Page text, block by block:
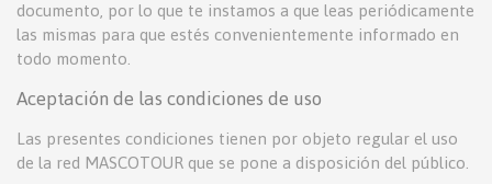
documento, por lo que te instamos a que leas periódicamente
las mismas para que estés convenientemente informado en
todo momento.
Aceptación de las condiciones de uso
Las presentes condiciones tienen por objeto regular el uso
de la red MASCOTOUR que se pone a disposición del público.